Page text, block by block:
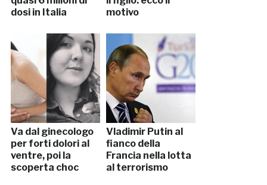
dosi in Italia
motivo
Va dal ginecologo
per forti dolori al
ventre, poi la
scoperta choc
Vladimir Putin al
fianco della
Francia nella lotta
al terrorismo